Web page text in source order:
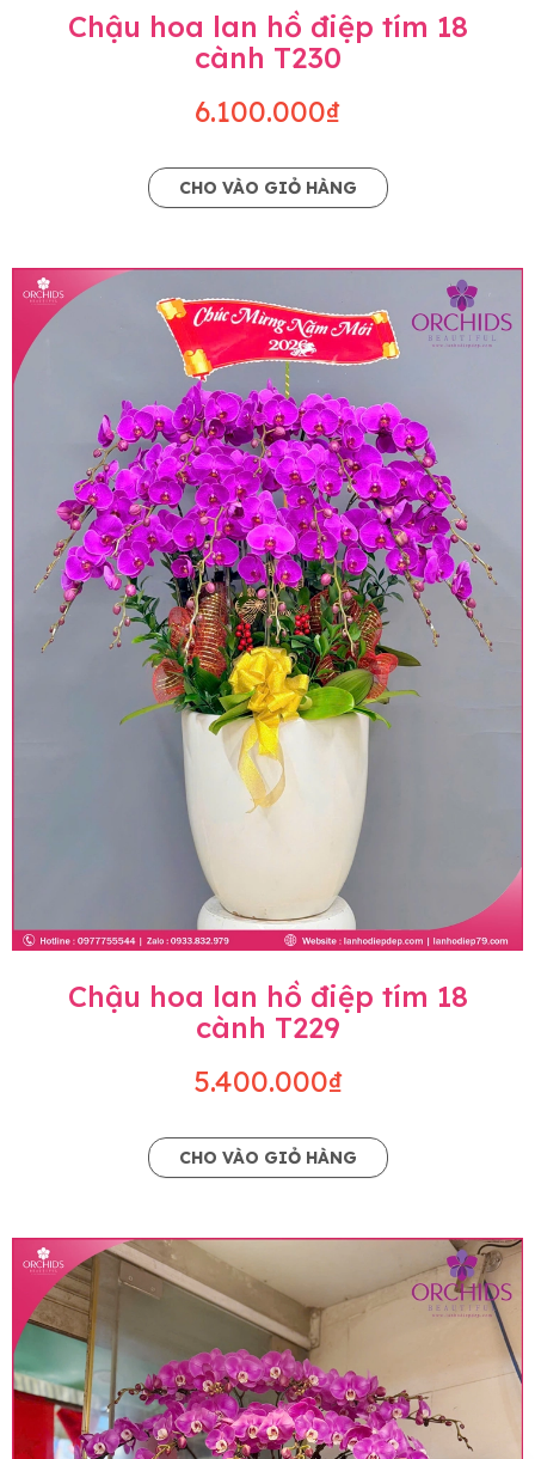
Chậu hoa lan hồ điệp tím 18
cành T230
6.100.000₫
CHO VÀO GIỎ HÀNG
Chậu hoa lan hồ điệp tím 18
cành T229
5.400.000₫
CHO VÀO GIỎ HÀNG